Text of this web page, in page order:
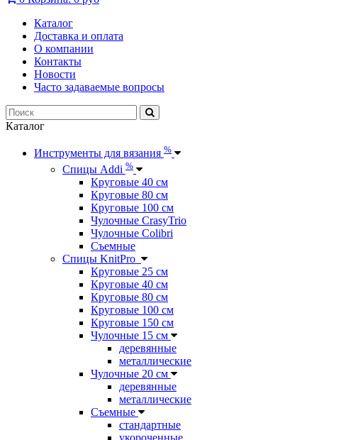
Каталог
Доставка и оплата
О компании
Контакты
Новости
Часто задаваемые вопросы
Каталог
Инструменты для вязания %
Спицы Addi %
Круговые 40 см
Круговые 80 см
Круговые 100 см
Чулочные CrasyTrio
Чулочные Colibri
Съемные
Спицы KnitPro
Круговые 25 см
Круговые 40 см
Круговые 80 см
Круговые 100 см
Круговые 150 см
Чулочные 15 см
деревянные
металлические
Чулочные 20 см
деревянные
металлические
Съемные
стандартные
укороченные